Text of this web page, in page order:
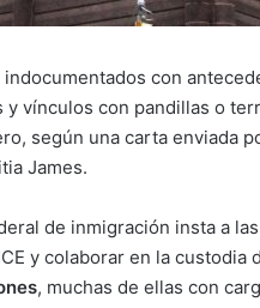
indocumentados con
vínculos con pandillas o
según una carta enviada
James.
de inmigración insta a
y colaborar en la custodia
, muchas de ellas con